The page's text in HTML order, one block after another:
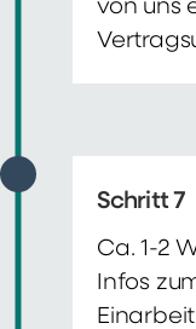
von uns
Schritt 7
Ca. 1-2
Infos